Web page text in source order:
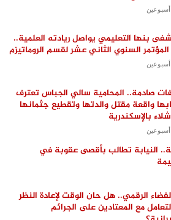
أسبوعين
بنها التعليمي يواصل ريادته العلمية..
السنوي الثاني عشر لقسم الروماتيزم
أسبوعين
صادمة.. المحامية سالي الجباس تعترف
واقعة مقتل والدتها وتقطيع جثمانها
بالإسكندرية
أسبوعين
النيابة تطالب بأقصى عقوبة في
الرقمي.. هل حان الوقت لإعادة النظر
مع المعتادين على الجرائم